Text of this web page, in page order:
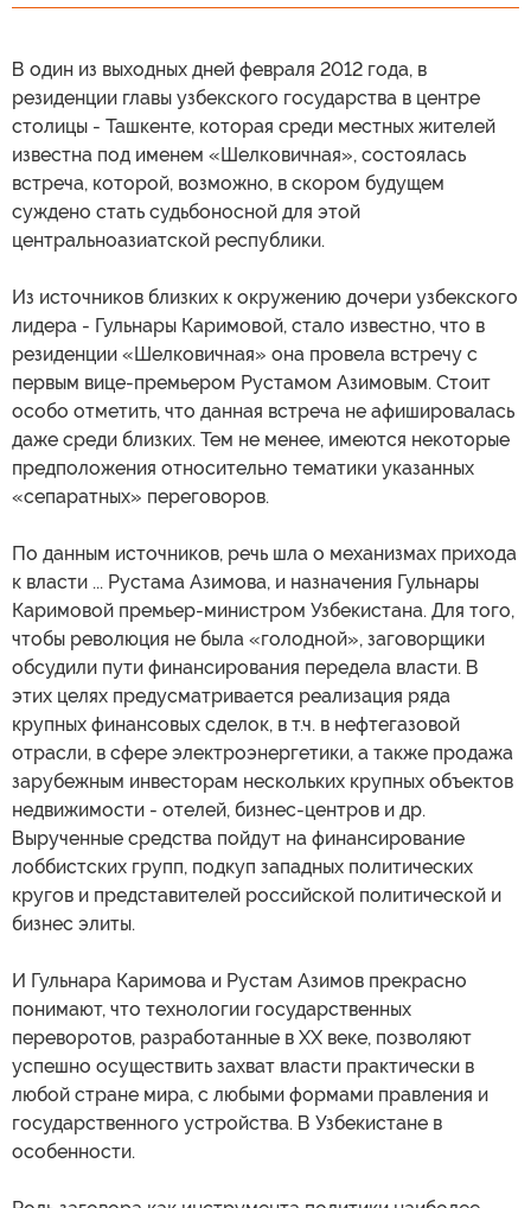
В один из выходных дней февраля 2012 года, в
резиденции главы узбекского государства в центре
столицы - Ташкенте, которая среди местных жителей
известна под именем «Шелковичная», состоялась
встреча, которой, возможно, в скором будущем
суждено стать судьбоносной для этой
центральноазиатской республики.
Из источников близких к окружению дочери узбекского
лидера - Гульнары Каримовой, стало известно, что в
резиденции «Шелковичная» она провела встречу с
первым вице-премьером Рустамом Азимовым. Стоит
особо отметить, что данная встреча не афишировалась
даже среди близких. Тем не менее, имеются некоторые
предположения относительно тематики указанных
«сепаратных» переговоров.
По данным источников, речь шла о механизмах прихода
к власти ... Рустама Азимова, и назначения Гульнары
Каримовой премьер-министром Узбекистана. Для того,
чтобы революция не была «голодной», заговорщики
обсудили пути финансирования передела власти. В
этих целях предусматривается реализация ряда
крупных финансовых сделок, в т.ч. в нефтегазовой
отрасли, в сфере электроэнергетики, а также продажа
зарубежным инвесторам нескольких крупных объектов
недвижимости - отелей, бизнес-центров и др.
Вырученные средства пойдут на финансирование
лоббистских групп, подкуп западных политических
кругов и представителей российской политической и
бизнес элиты.
И Гульнара Каримова и Рустам Азимов прекрасно
понимают, что технологии государственных
переворотов, разработанные в XX веке, позволяют
успешно осуществить захват власти практически в
любой стране мира, с любыми формами правления и
государственного устройства. В Узбекистане в
особенности.